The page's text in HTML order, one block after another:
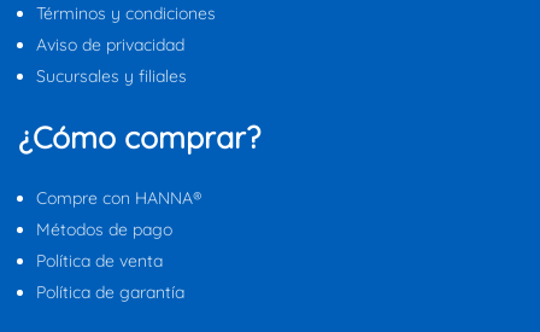
Términos y condiciones
Aviso de privacidad
Sucursales y filiales
¿Cómo comprar?
Compre con HANNA®
Métodos de pago
Política de venta
Política de garantía